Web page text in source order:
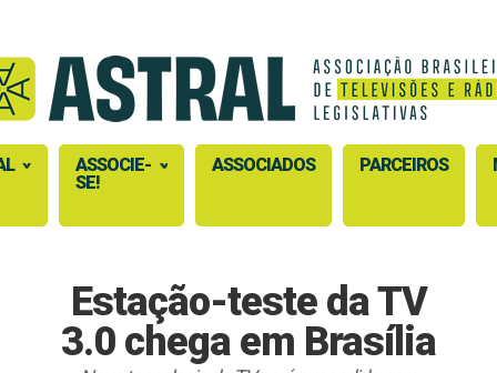
ASSOCIE-
SE!
ASSOCIADOS PARCEIROS
Estação-teste da TV
3.0 chega em Brasília